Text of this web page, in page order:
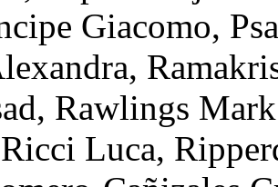
Giacomo,
,
, Rawlings
Ricci Luca,